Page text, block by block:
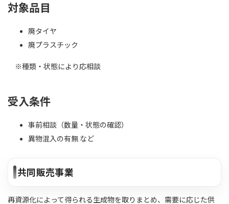
対象品目
廃タイヤ
廃プラスチック
※種類・状態により応相談
受入条件
事前相談（数量・状態の確認）
異物混入の有無 など
共同販売事業
再資源化によって得られる生成物を取りまとめ、需要に応じた供